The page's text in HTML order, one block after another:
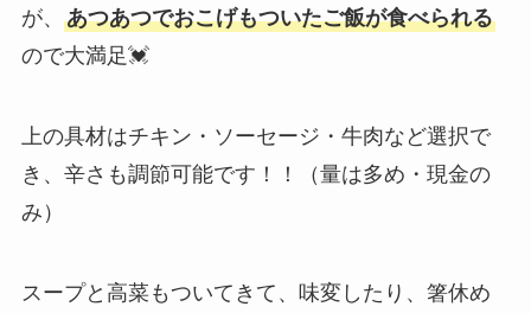
が、 あつあつでおこげもついたご飯が食べられる
ので大満足💓
上の具材はチキン・ソーセージ・牛肉など選択で
き、辛さも調節可能です！！（量は多め・現金の
み）
スープと高菜もついてきて、味変したり、箸休め